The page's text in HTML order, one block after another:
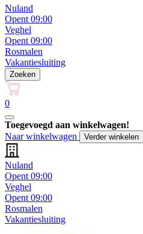
Nuland
Opent 09:00
Veghel
Opent 09:00
Rosmalen
Vakantiesluiting
Zoeken
0
Toegevoegd aan winkelwagen!
Naar winkelwagen
Verder winkelen
Nuland
Opent 09:00
Veghel
Opent 09:00
Rosmalen
Vakantiesluiting